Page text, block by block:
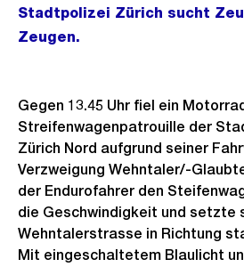
Stadtpolizei Zürich sucht
Zeugen.
Gegen 13.45 Uhr fiel ein
Streifenwagenpatrouille der
Zürich Nord aufgrund seiner
Verzweigung Wehntaler/-
der Endurofahrer den
die Geschwindigkeit und setzte
Wehntalerstrasse in Richtung
Mit eingeschaltetem Blaulicht